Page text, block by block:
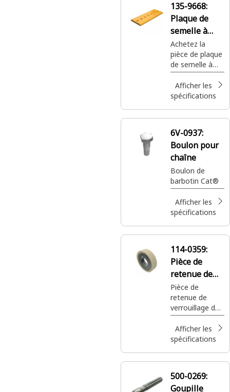
protéger le
godet contre
l’usure tout en
améliorant la
performance.
135-9668:
Plaque de
semelle à
boulonner
Achetez la
pièce de plaque
de semelle à
boulonner de
50 mm
Cat®pour les
compatibles
Afficher les
spécifications
6V-0937:
Boulon pour
chaîne
Boulon de
barbotin Cat®
Afficher les
spécifications
114-0359:
Pièce de
retenue de
gouille de
pointe
Pièce de
retenue de
verrouillage de
goupille Cat®
utilisée pour
l’outil d’attaque
Afficher les
spécifications
500-0269:
Goupille